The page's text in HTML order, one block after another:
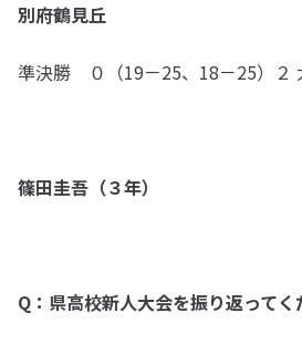
別府鶴見丘
準決勝 ０（19－25、18－25）２
篠田圭吾（３年）
Q：県高校新人大会を振り返ってく